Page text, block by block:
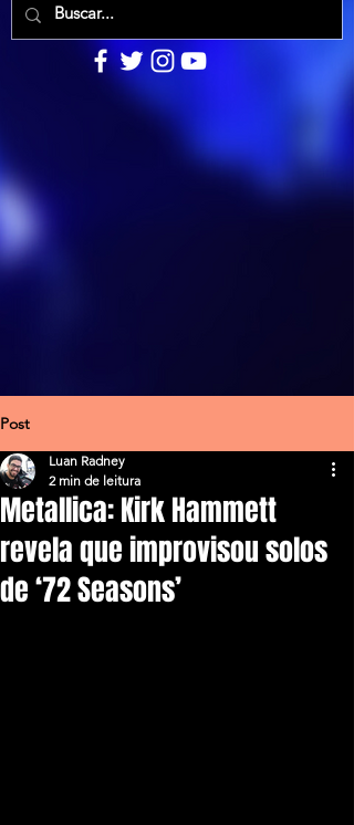
Post
Metallica: Kirk Hammett
revela que improvisou solos
de ‘72 Seasons’
Luan Radney
2 min de leitura